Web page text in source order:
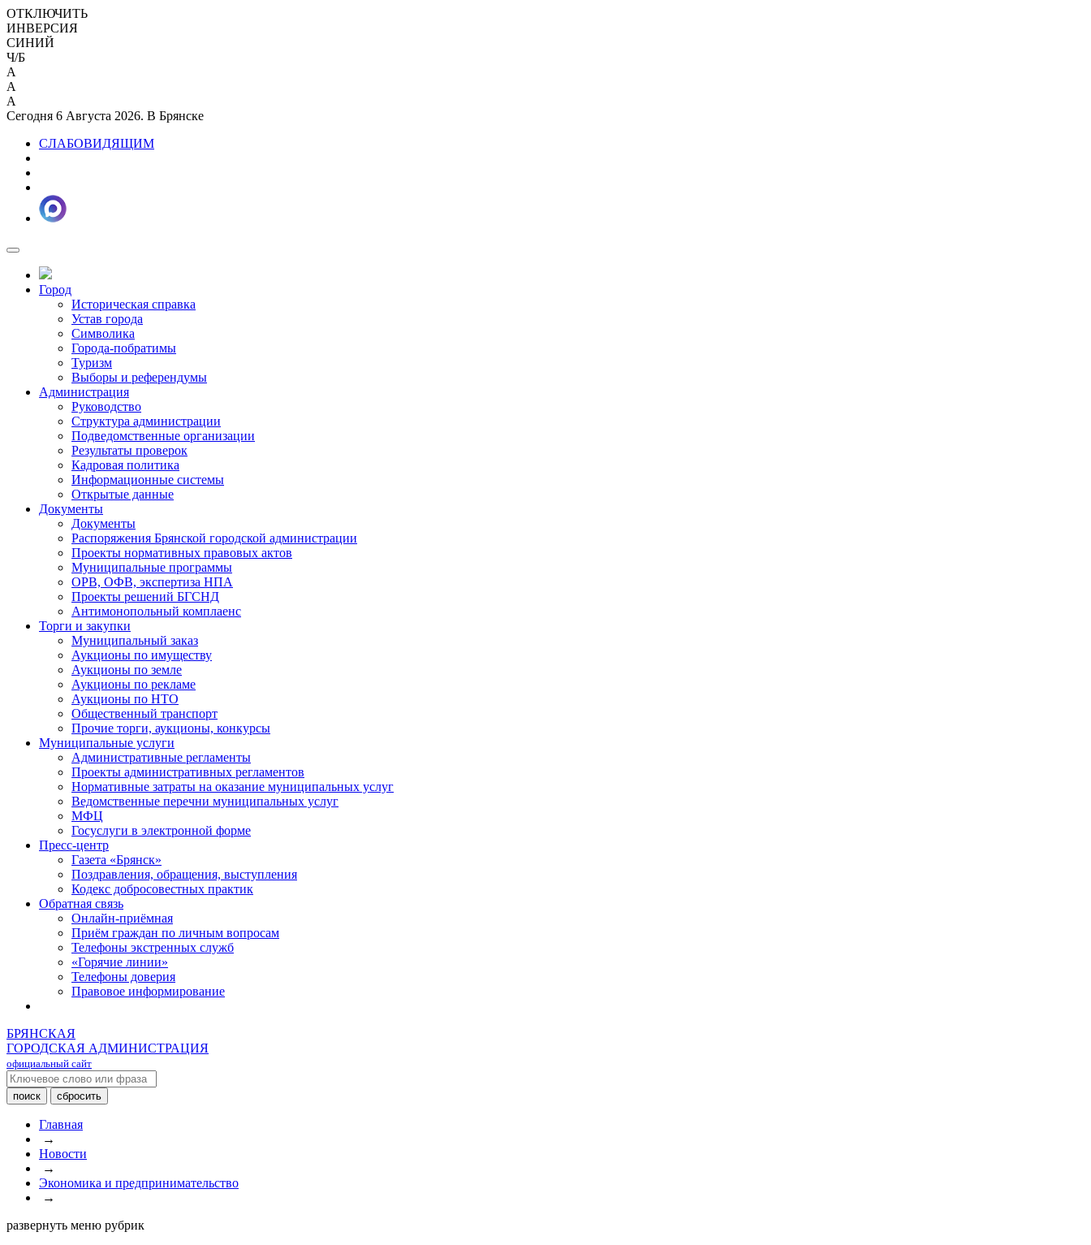
ОТКЛЮЧИТЬ
ИНВЕРСИЯ
СИНИЙ
Ч/Б
A
A
A
Сегодня 6 Августа 2026. В Брянске
СЛАБОВИДЯЩИМ
Город
Историческая справка
Устав города
Символика
Города-побратимы
Туризм
Выборы и референдумы
Администрация
Руководство
Структура администрации
Подведомственные организации
Результаты проверок
Кадровая политика
Информационные системы
Открытые данные
Документы
Документы
Распоряжения Брянской городской администрации
Проекты нормативных правовых актов
Муниципальные программы
ОРВ, ОФВ, экспертиза НПА
Проекты решений БГСНД
Антимонопольный комплаенс
Торги и закупки
Муниципальный заказ
Аукционы по имуществу
Аукционы по земле
Аукционы по рекламе
Аукционы по НТО
Общественный транспорт
Прочие торги, аукционы, конкурсы
Муниципальные услуги
Административные регламенты
Проекты административных регламентов
Нормативные затраты на оказание муниципальных услуг
Ведомственные перечни муниципальных услуг
МФЦ
Госуслуги в электронной форме
Пресс-центр
Газета «Брянск»
Поздравления, обращения, выступления
Кодекс добросовестных практик
Обратная связь
Онлайн-приёмная
Приём граждан по личным вопросам
Телефоны экстренных служб
«Горячие линии»
Телефоны доверия
Правовое информирование
БРЯНСКАЯ
ГОРОДСКАЯ АДМИНИСТРАЦИЯ
официальный сайт
Главная
→
Новости
→
Экономика и предпринимательство
→
развернуть меню рубрик